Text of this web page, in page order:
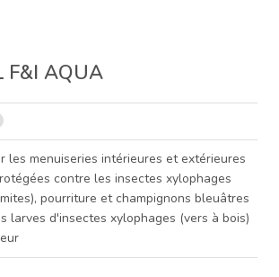
F&I AQUA
les menuiseries intérieures et extérieures
contre les insectes xylophages
pourriture et champignons bleuâtres
larves d'insectes xylophages (vers à bois)